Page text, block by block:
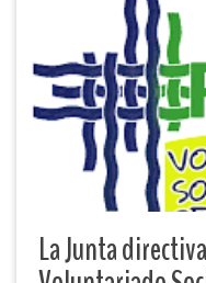
La Junta